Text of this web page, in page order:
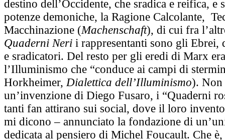
destino dell’Occidente, che sradica e reifica, e
potenze demoniche, la Ragione Calcolante,
Macchinazione (Machenschaft), di cui fra
Quaderni Neri i rappresentanti sono gli Ebrei,
e sradicatori. Del resto per gli eredi di Marx
l’Illuminismo che “conduce ai campi di
Horkheimer,Dialettica dell’Illuminismo). Non
un’invenzione di Diego Fusaro, i “Quaderni
tanti fan attirano sui social, dove il loro
mi dicono – annunciato la fondazione di
dedicata al pensiero di Michel Foucault. Che